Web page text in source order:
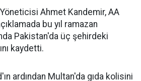
Ahmet Kandemir, AA
bu yıl ramazan
Pakistan'da üç şehirdeki
kaydetti.
ardından Multan'da gıda kolisini